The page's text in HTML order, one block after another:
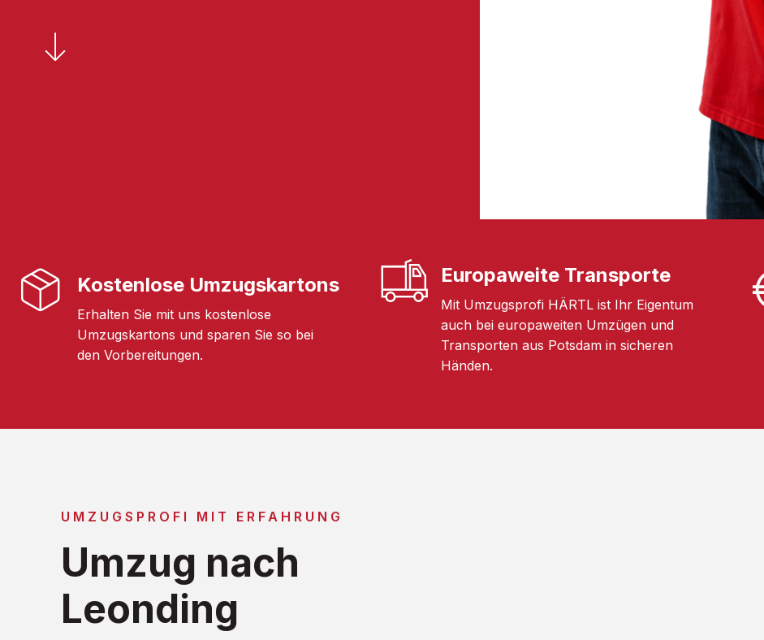
Kostenlose Umzugskartons
Erhalten Sie mit uns kostenlose
Umzugskartons und sparen Sie so bei
den Vorbereitungen.
Europaweite Transporte
Mit Umzugsprofi HÄRTL ist Ihr Eigentum
auch bei europaweiten Umzügen und
Transporten aus Potsdam in sicheren
Händen.
UMZUGSPROFI MIT ERFAHRUNG
Umzug nach
Leonding